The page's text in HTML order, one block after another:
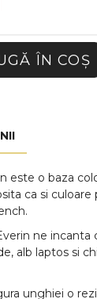
ÎN COŞ
este o baza
ca si
ne incanta
alb laptos si
unghiei o